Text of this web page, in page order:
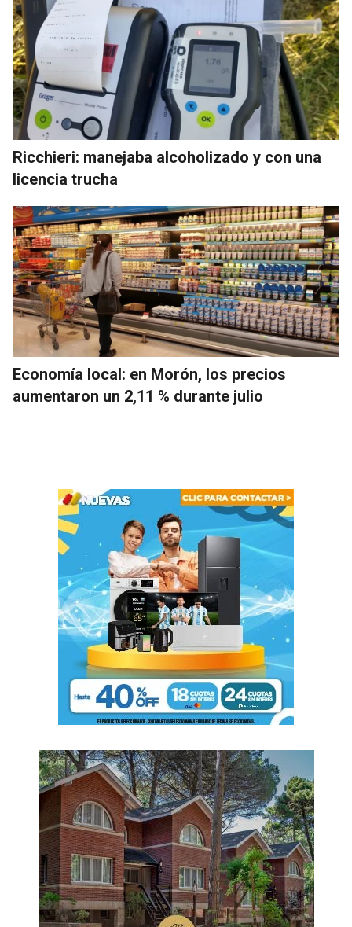
Ricchieri: manejaba alcoholizado y con una
licencia trucha
Economía local: en Morón, los precios
aumentaron un 2,11 % durante julio